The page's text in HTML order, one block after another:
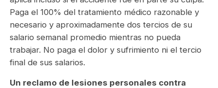
Paga el 100% del tratamiento médico razonable y
necesario y aproximadamente dos tercios de su
salario semanal promedio mientras no pueda
trabajar. No paga el dolor y sufrimiento ni el tercio
final de sus salarios.
Un reclamo de lesiones personales contra